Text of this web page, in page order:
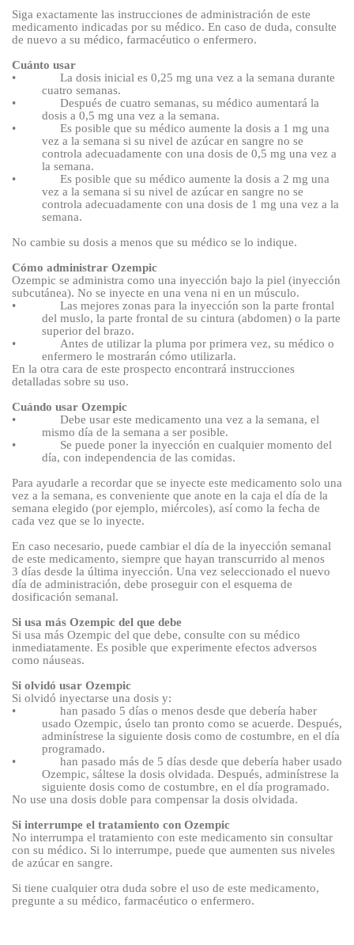
Siga exactamente las instrucciones de administración de este
medicamento indicadas por su médico. En caso de duda, consulte
de nuevo a su médico, farmacéutico o enfermero.
Cuánto usar
•
La dosis inicial es 0,25 mg una vez a la semana durante
cuatro semanas.
•
Después de cuatro semanas, su médico aumentará la
dosis a 0,5 mg una vez a la semana.
•
Es posible que su médico aumente la dosis a 1 mg una
vez a la semana si su nivel de azúcar en sangre no se
controla adecuadamente con una dosis de 0,5 mg una vez a
la semana.
•
Es posible que su médico aumente la dosis a 2 mg una
vez a la semana si su nivel de azúcar en sangre no se
controla adecuadamente con una dosis de 1 mg una vez a la
semana.
No cambie su dosis a menos que su médico se lo indique.
Cómo administrar Ozempic
Ozempic se administra como una inyección bajo la piel (inyección
subcutánea). No se inyecte en una vena ni en un músculo.
•
Las mejores zonas para la inyección son la parte frontal
del muslo, la parte frontal de su cintura (abdomen) o la parte
superior del brazo.
•
Antes de utilizar la pluma por primera vez, su médico o
enfermero le mostrarán cómo utilizarla.
En la otra cara de este prospecto encontrará instrucciones
detalladas sobre su uso.
Cuándo usar Ozempic
•
Debe usar este medicamento una vez a la semana, el
mismo día de la semana a ser posible.
•
Se puede poner la inyección en cualquier momento del
día, con independencia de las comidas.
Para ayudarle a recordar que se inyecte este medicamento solo una
vez a la semana, es conveniente que anote en la caja el día de la
semana elegido (por ejemplo, miércoles), así como la fecha de
cada vez que se lo inyecte.
En caso necesario, puede cambiar el día de la inyección semanal
de este medicamento, siempre que hayan transcurrido al menos
3 días desde la última inyección. Una vez seleccionado el nuevo
día de administración, debe proseguir con el esquema de
dosificación semanal.
Si usa más Ozempic del que debe
Si usa más Ozempic del que debe, consulte con su médico
inmediatamente. Es posible que experimente efectos adversos
como náuseas.
Si olvidó usar Ozempic
Si olvidó inyectarse una dosis y:
•
han pasado 5 días o menos desde que debería haber
usado Ozempic, úselo tan pronto como se acuerde. Después,
adminístrese la siguiente dosis como de costumbre, en el día
programado.
•
han pasado más de 5 días desde que debería haber usado
Ozempic, sáltese la dosis olvidada. Después, adminístrese la
siguiente dosis como de costumbre, en el día programado.
No use una dosis doble para compensar la dosis olvidada.
Si interrumpe el tratamiento con Ozempic
No interrumpa el tratamiento con este medicamento sin consultar
con su médico. Si lo interrumpe, puede que aumenten sus niveles
de azúcar en sangre.
Si tiene cualquier otra duda sobre el uso de este medicamento,
pregunte a su médico, farmacéutico o enfermero.